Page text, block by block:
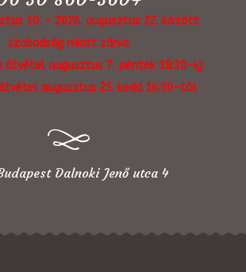
10. - 2026. augusztus 22. között
szabadság miatt zárva
augusztus 7. péntek 18:30-ig
augusztus 25. kedd 16:30-tól
Dalnoki Jenő utca 4